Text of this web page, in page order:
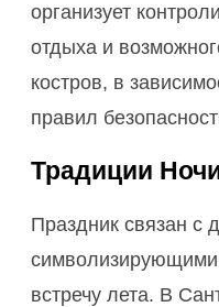
организует
отдыха и
костров, в
правил
Традиции
Праздник связан с
встречу лета. В